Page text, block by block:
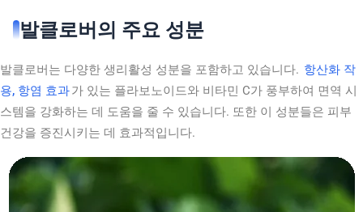
발클로버의 주요 성분
발클로버는 다양한 생리활성 성분을 포함하고 있습니다. 항산화 작
용, 항염 효과가 있는 플라보노이드와 비타민 C가 풍부하여 면역 시
스템을 강화하는 데 도움을 줄 수 있습니다. 또한 이 성분들은 피부
건강을 증진시키는 데 효과적입니다.